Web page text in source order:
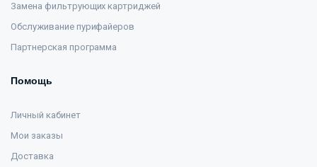
Замена фильтрующих картриджей
Обслуживание пурифайеров
Партнерская программа
Помощь
Личный кабинет
Мои заказы
Доставка